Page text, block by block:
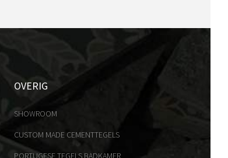
OVERIG
SHOWROOM
CUSTOM MADE CEMENTTEGELS
PORTUGESE TEGELS BADKAMER